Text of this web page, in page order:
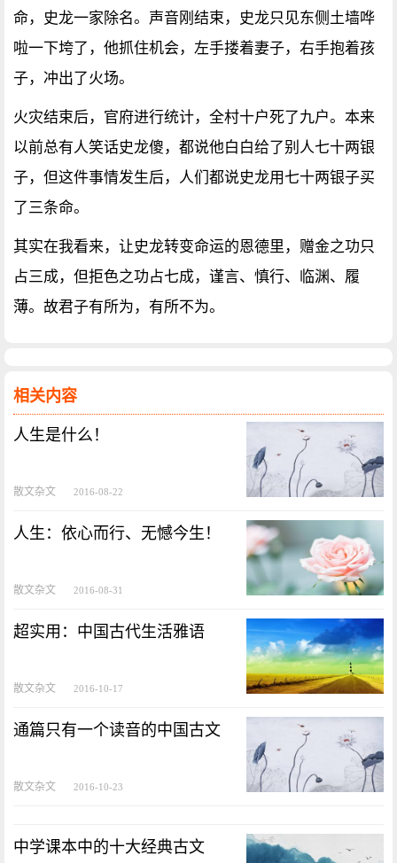
命，史龙一家除名。声音刚结束，史龙只见东侧土墙哗
啦一下垮了，他抓住机会，左手搂着妻子，右手抱着孩
子，冲出了火场。
火灾结束后，官府进行统计，全村十户死了九户。本来
以前总有人笑话史龙傻，都说他白白给了别人七十两银
子，但这件事情发生后，人们都说史龙用七十两银子买
了三条命。
其实在我看来，让史龙转变命运的恩德里，赠金之功只
占三成，但拒色之功占七成，谨言、慎行、临渊、履
薄。故君子有所为，有所不为。
相关内容
人生是什么！
散文杂文 2016-08-22
人生：依心而行、无憾今生！
散文杂文 2016-08-31
超实用：中国古代生活雅语
散文杂文 2016-10-17
通篇只有一个读音的中国古文
散文杂文 2016-10-23
中学课本中的十大经典古文